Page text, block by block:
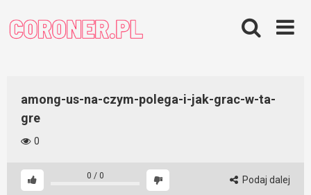
content
among-us-na-czym-polega-i-jak-grac-w-ta-
gre
0
0 / 0 Podaj dalej